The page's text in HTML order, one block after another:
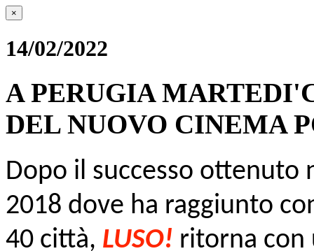
×
14/02/2022
A PERUGIA
DEL NUOVO CINEMA
Dopo il successo ottenuto
2018 dove ha raggiunto
40 città, LUSO! ritorna con